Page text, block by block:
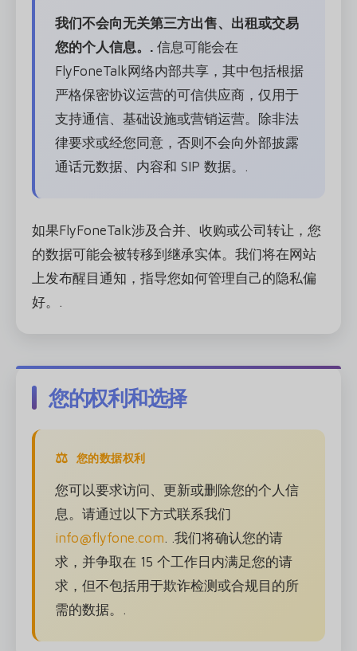
我们不会向无关第三方出售、出租或交易
您的个人信息。. 信息可能会在
FlyFoneTalk网络内部共享，其中包括根据
严格保密协议运营的可信供应商，仅用于
支持通信、基础设施或营销运营。除非法
律要求或经您同意，否则不会向外部披露
通话元数据、内容和 SIP 数据。.
如果FlyFoneTalk涉及合并、收购或公司转让，您
的数据可能会被转移到继承实体。我们将在网站
上发布醒目通知，指导您如何管理自己的隐私偏
好。.
您的权利和选择
您的数据权利
您可以要求访问、更新或删除您的个人信
息。请通过以下方式联系我们
info@flyfone.com. .我们将确认您的请
求，并争取在 15 个工作日内满足您的请
求，但不包括用于欺诈检测或合规目的所
需的数据。.